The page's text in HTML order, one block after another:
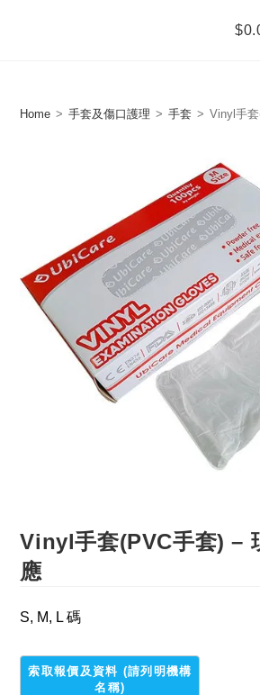
$
Home > 手套及傷口護理 > 手套 > Vinyl手
Vinyl手套(PVC手套) –
應
S, M, L 碼